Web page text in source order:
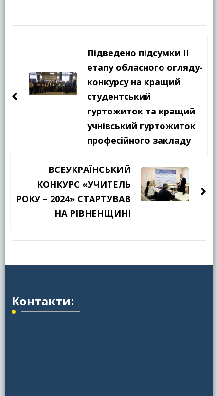
запису
Підведено підсумки ІІ
етапу обласного огляду-
конкурсу на кращий
студентський
гуртожиток та кращий
учнівський гуртожиток
професійного закладу
ВСЕУКРАЇНСЬКИЙ
КОНКУРС «УЧИТЕЛЬ
РОКУ – 2024» СТАРТУВАВ
НА РІВНЕНЩИНІ
Контакти: